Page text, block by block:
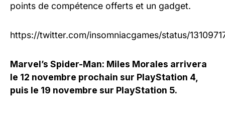
points de compétence offerts et un gadget.
https://twitter.com/insomniacgames/status/
Marvel’s Spider-Man: Miles Morales arrivera
le 12 novembre prochain sur PlayStation 4,
puis le 19 novembre sur PlayStation 5.